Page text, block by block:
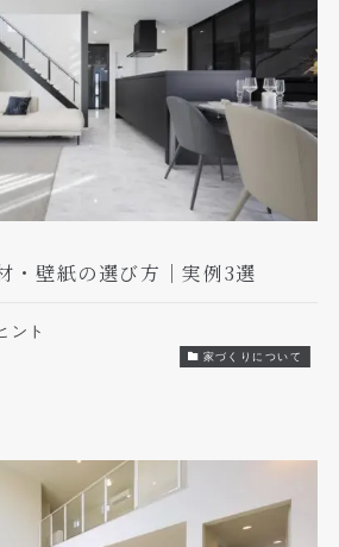
・壁紙の選び方｜実例3選
ント
家づくりについて